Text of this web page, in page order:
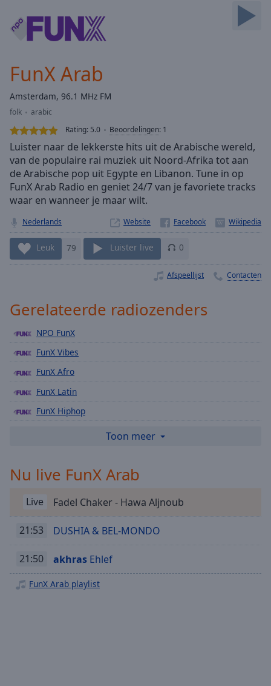
Forward
Mute
Loaded:
0.00%
Stream
Type LIVE
Seek to
live,
currently
behind
liveLIVE
Remaining
Time-
1x
Chapters
Chapters
Descriptions
descriptions
off ,
opens
settings
subtitles
selected
Audio
Track
FunX Arab
Amsterdam, 96.1 MHz FM
folk
arabic
Rating: 5.0 Beoordelingen: 1
Luister naar de lekkerste hits uit de Arabische wereld,
van de populaire rai muziek uit Noord-Afrika tot aan
de Arabische pop uit Egypte en Libanon. Tune in op
FunX Arab Radio en geniet 24/7 van je favoriete tracks
waar en wanneer je maar wilt.
Nederlands Website
Leuk 79 Luister live 0
Afspeellijst Contacten
Gerelateerde radiozenders
NPO FunX
FunX Vibes
FunX Afro
FunX Latin
FunX Hiphop
NPO Radio 2
NPO Soul & Jazz
NPO SterrenNL
NPO Campus Radio
Toon meer
Nu live FunX Arab
Live Fadel Chaker - Hawa Aljnoub
21:53 DUSHIA & BEL-MONDO
21:50 akhras Ehlef
FunX Arab playlist